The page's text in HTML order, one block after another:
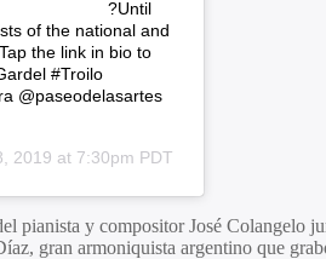
?Until
of the national and
the link in bio to
#Troilo
@paseodelasartes
2019 at 7:30pm PDT
pianista y compositor José Colangelo
gran armoniquista argentino que